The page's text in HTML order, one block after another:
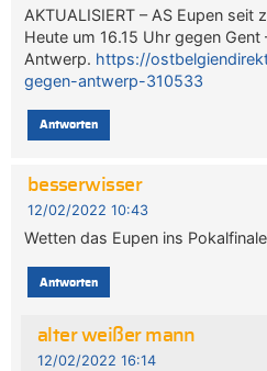
AKTUALISIERT – AS Eupen seit
Heute um 16.15 Uhr gegen
Antwerp. https://
gegen-antwerp-310533
Antworten
besserwisser
12/02/2022 10:43
Wetten das Eupen ins
Antworten
alter weißer mann
12/02/2022 16:14